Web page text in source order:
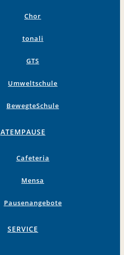
Chor
tonali
GTS
Umweltschule
BewegteSchule
ATEMPAUSE
Cafeteria
Mensa
Pausenangebote
SERVICE